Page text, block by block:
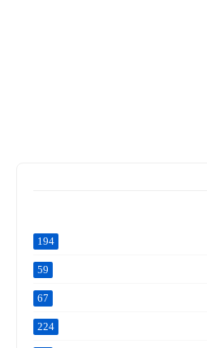
194
59
67
224